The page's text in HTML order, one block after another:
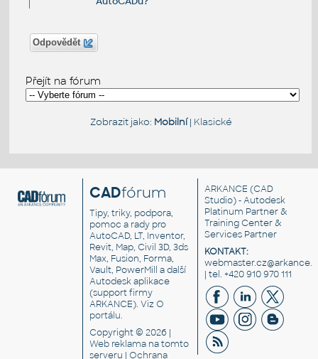
Odpovědět
Přejít na fórum
Zobrazit jako: Mobilní| Klasické
CADfórum
Tipy, triky, podpora,
pomoc a rady pro
AutoCAD, LT, Inventor,
Revit, Map, Civil 3D, 3ds
Max, Fusion, Forma,
Vault, PowerMill a další
Autodesk aplikace
(support firmy
ARKANCE). VizO
portálu.
Copyright © 2026 |
Web reklama na tomto
serveru |Ochrana
ARKANCE (CAD
Studio) - Autodesk
Platinum Partner &
Training Center &
Services Partner
KONTAKT:
| tel. +420 910 970 111